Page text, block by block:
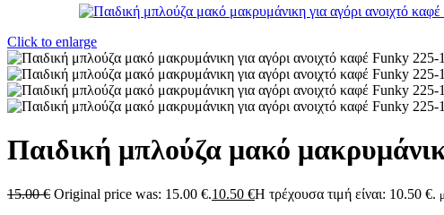
Click to enlarge
Παιδική μπλούζα μακό
15.00€ Original price was: 15.00 €.10.50 €Η τρέχουσα τιμή είναι: 10.50 €.